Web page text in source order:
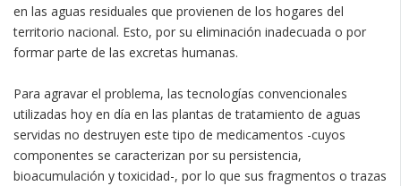
en las aguas residuales que provienen de los hogares del
territorio nacional. Esto, por su eliminación inadecuada o por
formar parte de las excretas humanas.
Para agravar el problema, las tecnologías convencionales
utilizadas hoy en día en las plantas de tratamiento de aguas
servidas no destruyen este tipo de medicamentos -cuyos
componentes se caracterizan por su persistencia,
bioacumulación y toxicidad-, por lo que sus fragmentos o trazas